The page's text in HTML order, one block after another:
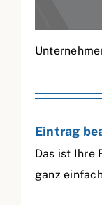
Eintrag
Das ist Ihre
ganz